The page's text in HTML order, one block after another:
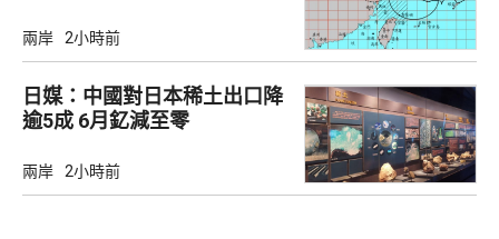
兩岸 2小時前
日媒：中國對日本稀土出口降
逾5成 6月釔減至零
兩岸 2小時前